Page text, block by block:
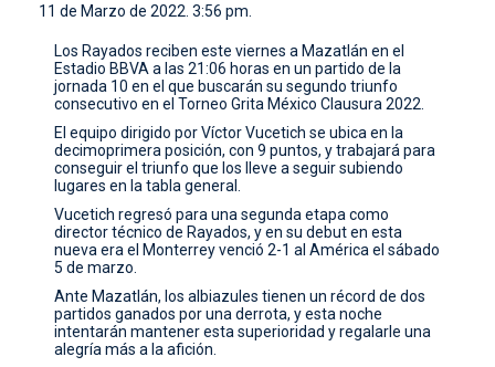
11 de Marzo de 2022. 3:56 pm.
Los Rayados reciben este viernes a Mazatlán en el
Estadio BBVA a las 21:06 horas en un partido de la
jornada 10 en el que buscarán su segundo triunfo
consecutivo en el Torneo Grita México Clausura 2022.
El equipo dirigido por Víctor Vucetich se ubica en la
decimoprimera posición, con 9 puntos, y trabajará para
conseguir el triunfo que los lleve a seguir subiendo
lugares en la tabla general.
Vucetich regresó para una segunda etapa como
director técnico de Rayados, y en su debut en esta
nueva era el Monterrey venció 2-1 al América el sábado
5 de marzo.
Ante Mazatlán, los albiazules tienen un récord de dos
partidos ganados por una derrota, y esta noche
intentarán mantener esta superioridad y regalarle una
alegría más a la afición.